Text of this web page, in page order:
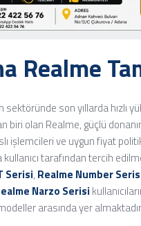
Realme
sektöründe son yıllarda hızlı
biri olan Realme, güçlü
işlemcileri ve uygun fiyat
tarafından tercih
Serisi, Realme Number
Narzo Serisi
arasında yer